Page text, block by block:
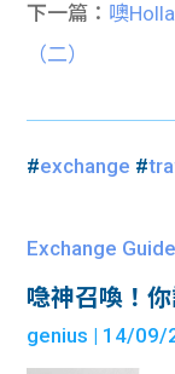
下一篇： 噢
（二）
#exchange #
Exchange Guide
喼神召喚！
genius | 14/09/